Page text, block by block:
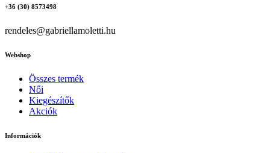
+36 (30) 8573498
rendeles@gabriellamoletti.hu
Webshop
Összes termék
Női
Kiegészítők
Akciók
Információk